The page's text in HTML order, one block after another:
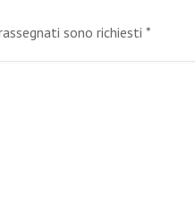
sono richiesti *